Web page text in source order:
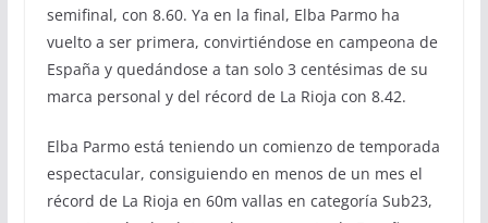
semifinal, con 8.60. Ya en la final, Elba Parmo ha
vuelto a ser primera, convirtiéndose en campeona de
España y quedándose a tan solo 3 centésimas de su
marca personal y del récord de La Rioja con 8.42.
Elba Parmo está teniendo un comienzo de temporada
espectacular, consiguiendo en menos de un mes el
récord de La Rioja en 60m vallas en categoría Sub23,